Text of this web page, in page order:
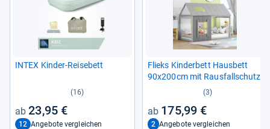
INTEX Kin­der-​Rei­se­bett
(16)
23,95 €
12 Angebote vergleichen
Flieks Kin­der­bett Haus­bett
90x200cm mit Raus­fall­schutz
(3)
175,99 €
2 Angebote vergleichen